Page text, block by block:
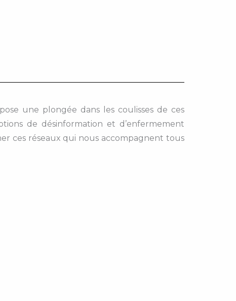
une plongée dans les coulisses de ces
de désinformation et d’enfermement
ces réseaux qui nous accompagnent tous